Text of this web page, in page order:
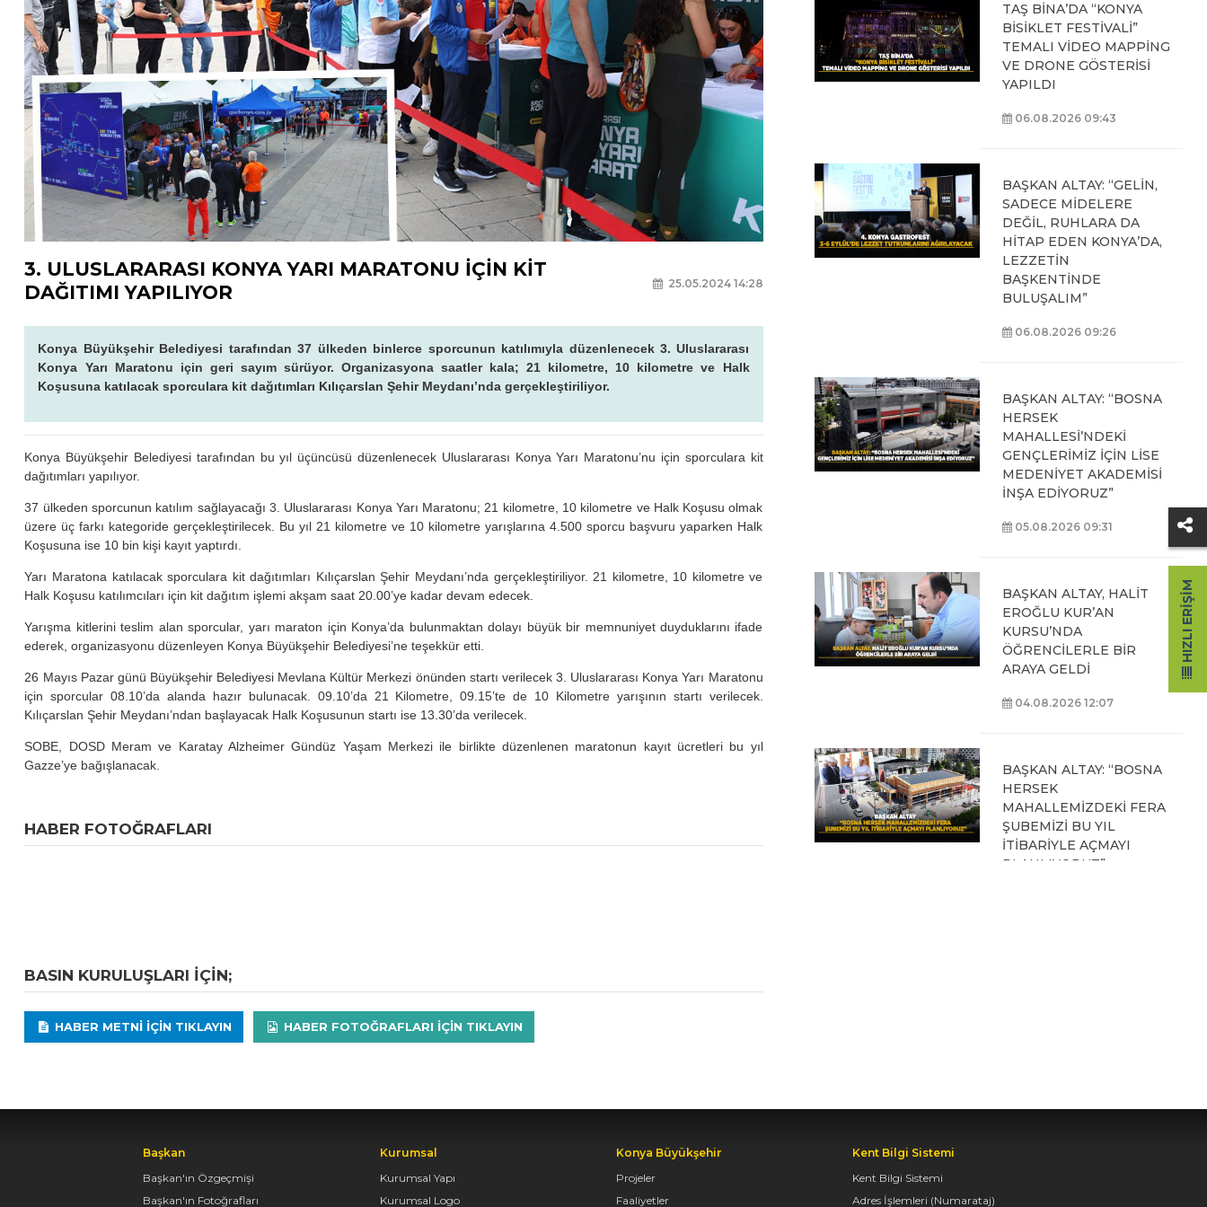
3. ULUSLARARASI KONYA YARI MARATONU İÇİN KİT
DAĞITIMI YAPILIYOR
25.05.2024 14:28
Konya Büyükşehir Belediyesi tarafından 37 ülkeden binlerce sporcunun katılımıyla düzenlenecek 3. Uluslararası
Konya Yarı Maratonu için geri sayım sürüyor. Organizasyona saatler kala; 21 kilometre, 10 kilometre ve Halk
Koşusuna katılacak sporculara kit dağıtımları Kılıçarslan Şehir Meydanı’nda gerçekleştiriliyor.
Konya Büyükşehir Belediyesi tarafından bu yıl üçüncüsü düzenlenecek Uluslararası Konya Yarı Maratonu’nu için sporculara kit
dağıtımları yapılıyor.
37 ülkeden sporcunun katılım sağlayacağı 3. Uluslararası Konya Yarı Maratonu; 21 kilometre, 10 kilometre ve Halk Koşusu olmak
üzere üç farkı kategoride gerçekleştirilecek. Bu yıl 21 kilometre ve 10 kilometre yarışlarına 4.500 sporcu başvuru yaparken Halk
Koşusuna ise 10 bin kişi kayıt yaptırdı.
Yarı Maratona katılacak sporculara kit dağıtımları Kılıçarslan Şehir Meydanı’nda gerçekleştiriliyor. 21 kilometre, 10 kilometre ve
Halk Koşusu katılımcıları için kit dağıtım işlemi akşam saat 20.00’ye kadar devam edecek.
Yarışma kitlerini teslim alan sporcular, yarı maraton için Konya’da bulunmaktan dolayı büyük bir memnuniyet duyduklarını ifade
ederek, organizasyonu düzenleyen Konya Büyükşehir Belediyesi’ne teşekkür etti.
26 Mayıs Pazar günü Büyükşehir Belediyesi Mevlana Kültür Merkezi önünden startı verilecek 3. Uluslararası Konya Yarı Maratonu
için sporcular 08.10’da alanda hazır bulunacak. 09.10’da 21 Kilometre, 09.15’te de 10 Kilometre yarışının startı verilecek.
Kılıçarslan Şehir Meydanı’ndan başlayacak Halk Koşusunun startı ise 13.30’da verilecek.
SOBE, DOSD Meram ve Karatay Alzheimer Gündüz Yaşam Merkezi ile birlikte düzenlenen maratonun kayıt ücretleri bu yıl
Gazze’ye bağışlanacak.
HABER FOTOĞRAFLARI
BASIN KURULUŞLARI IÇIN;
HABER METNI IÇIN TIKLAYIN HABER FOTOĞRAFLARI IÇIN TIKLAYIN
TAŞ BİNA’DA “KONYA
BİSİKLET FESTİVALİ”
TEMALI VİDEO MAPPİNG
VE DRONE GÖSTERİSİ
YAPILDI
06.08.2026 09:43
BAŞKAN ALTAY: “GELİN,
SADECE MİDELERE
DEĞİL, RUHLARA DA
HİTAP EDEN KONYA’DA,
LEZZETİN
BAŞKENTİNDE
BULUŞALIM”
06.08.2026 09:26
BAŞKAN ALTAY: “BOSNA
HERSEK
MAHALLESİ’NDEKİ
GENÇLERİMİZ İÇİN LİSE
MEDENİYET AKADEMİSİ
İNŞA EDİYORUZ”
05.08.2026 09:31
BAŞKAN ALTAY, HALİT
EROĞLU KUR’AN
KURSU’NDA
ÖĞRENCİLERLE BİR
ARAYA GELDİ
04.08.2026 12:07
BAŞKAN ALTAY: “BOSNA
HERSEK
MAHALLEMİZDEKİ FERA
ŞUBEMİZİ BU YIL
İTİBARİYLE AÇMAYI
PLANLIYORUZ”
Başkan
Başkan'ın Özgeçmişi
Başkan'ın Fotoğrafları
Kurumsal
Kurumsal Yapı
Kurumsal Logo
Konya Büyükşehir
Projeler
Faaliyetler
Kent Bilgi Sistemi
Kent Bilgi Sistemi
Adres İşlemleri (Numarataj)
HIZLI ERIŞIM